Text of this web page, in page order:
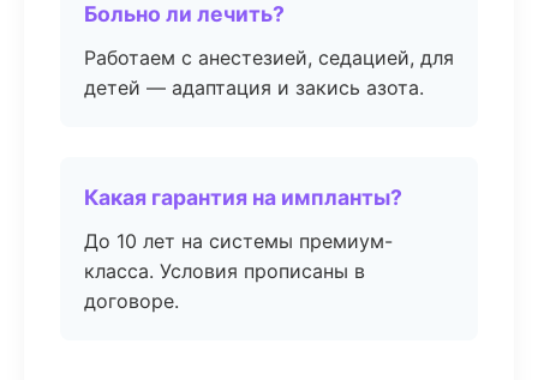
Больно ли лечить?
Работаем с анестезией, седацией, для
детей — адаптация и закись азота.
Какая гарантия на импланты?
До 10 лет на системы премиум-
класса. Условия прописаны в
договоре.